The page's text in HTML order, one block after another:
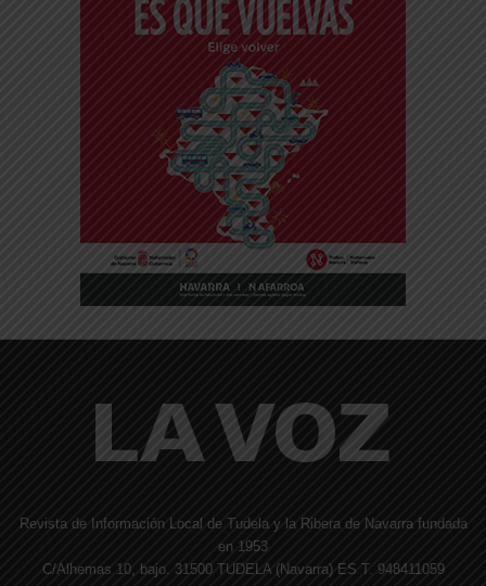
Revista de Información Local de Tudela y la Ribera de Navarra fundada
en 1953
C/Alhemas 10, bajo. 31500 TUDELA (Navarra) ES T. 948411059